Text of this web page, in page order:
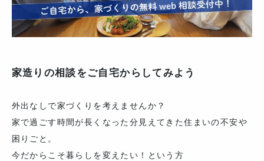
家造りの相談をご自宅からしてみよう
外出なしで家づくりを考えませんか？
家で過ごす時間が長くなった分見えてきた住まいの不安や
困りごと。
今だからこそ暮らしを変えたい！という方